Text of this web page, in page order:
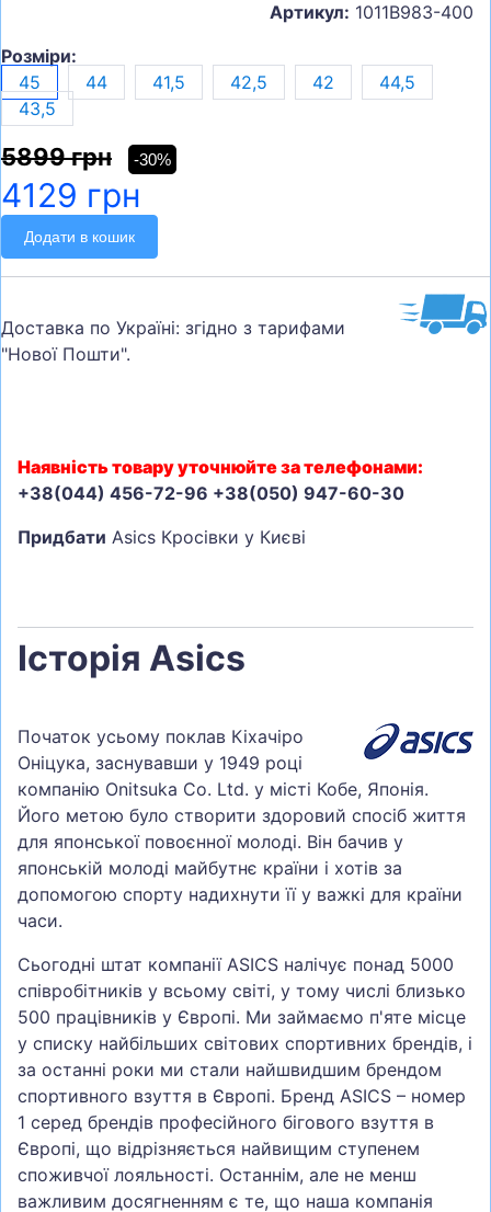
Артикул: 1011B983-400
Розміри:
45
44 41,5 42,5 42
44,5
43,5
5899 грн -30%
4129 грн
Додати в кошик
Доставка по Україні: згідно з тарифами
"Нової Пошти".
Наявність товару уточнюйте за телефонами:
+38(044) 456-72-96 +38(050) 947-60-30
Придбати Asics Кросівки у Києві
Історія Asics
Початок усьому поклав Кіхачіро
Оніцука, заснувавши у 1949 році
компанію Onitsuka Co. Ltd. у місті Кобе, Японія.
Його метою було створити здоровий спосіб життя
для японської повоєнної молоді. Він бачив у
японській молоді майбутнє країни і хотів за
допомогою спорту надихнути її у важкі для країни
часи.
Сьогодні штат компанії ASICS налічує понад 5000
співробітників у всьому світі, у тому числі близько
500 працівників у Європі. Ми займаємо п'яте місце
у списку найбільших світових спортивних брендів, і
за останні роки ми стали найшвидшим брендом
спортивного взуття в Європі. Бренд ASICS – номер
1 серед брендів професійного бігового взуття в
Європі, що відрізняється найвищим ступенем
споживчої лояльності. Останнім, але не менш
важливим досягненням є те, що наша компанія